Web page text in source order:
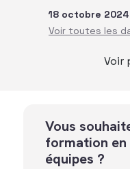
18 octobre 2024
Voir
Vous
formation
équipes ?